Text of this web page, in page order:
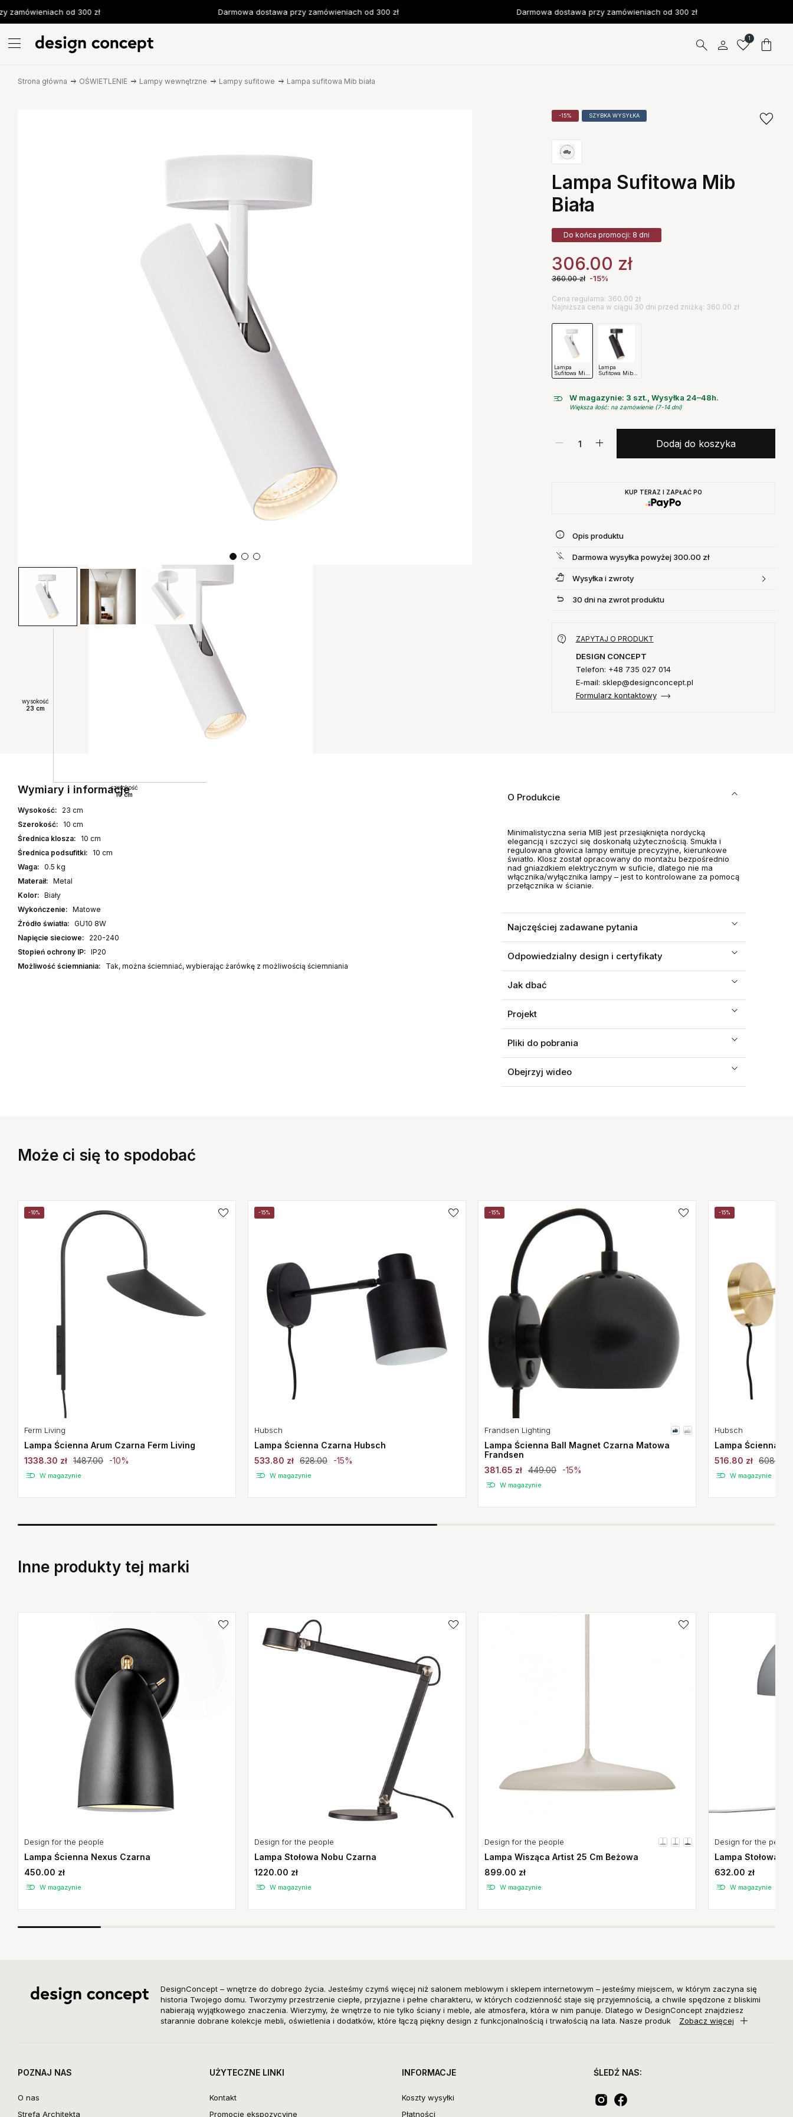
od 300 zł Darmowa dostawa przy zamówieniach od 300 zł Darmowa dostawa przy zamówieniach od 300 zł
1
Strona główna OŚWIETLENIE Lampy wewnętrzne Lampy sufitowe Lampa sufitowa Mib biała
-15% SZYBKA WYSYŁKA
Lampa Sufitowa Mib
Biała
Do końca promocji: 8 dni
306.00 zł
360.00zł -15%
Cena regularna: 360.00 zł
Najniższa cena w ciągu 30 dni przed zniżką: 360.00 zł
Lampa
Sufitowa Mib
Biała
Lampa
Sufitowa Mib
W magazynie: 3 szt., Wysyłka 24–48h.
Większa ilość: na zamówienie (7-14 dni)
Dodaj do koszyka
KUP TERAZ I ZAPŁAĆ PO
Opis produktu
Darmowa wysyłka powyżej 300.00 zł
Wysyłka i zwroty
30 dni na zwrot produktu
ZAPYTAJ O PRODUKT
DESIGN CONCEPT
Telefon: +48 735 027 014
E-mail: sklep@designconcept.pl
Formularz kontaktowy
Wymiary i informacje
wysokość
23 cm
szerokość
10 cm
Wysokość:
23 cm
Szerokość:
10 cm
Średnica klosza:
10 cm
Średnica podsufitki:
10 cm
Waga: 0.5 kg
Materaił: Metal
Kolor: Biały
Wykończenie: Matowe
Źródło światła: GU10 8W
Napięcie sieciowe:
220-240
Stopień ochrony IP: IP20
Możliwość ściemniania:
Tak, można ściemniać, wybierając żarówkę z możliwością ściemniania
O Produkcie
Minimalistyczna seria MIB jest przesiąknięta nordycką
elegancją i szczyci się doskonałą użytecznością. Smukła i
regulowana głowica lampy emituje precyzyjne, kierunkowe
światło. Klosz został opracowany do montażu bezpośrednio
nad gniazdkiem elektrycznym w suficie, dlatego nie ma
włącznika/wyłącznika lampy – jest to kontrolowane za pomocą
przełącznika w ścianie.
Najczęściej zadawane pytania
Odpowiedzialny design i certyfikaty
Jak dbać
Projekt
Pliki do pobrania
Obejrzyj wideo
Może ci się to spodobać
-10%
Ferm Living
Lampa Ścienna Arum Czarna Ferm Living
1338.30 zł 1487.00 -10%
W magazynie
-15%
Hubsch
Lampa Ścienna Czarna Hubsch
533.80 zł 628.00 -15%
W magazynie
-15%
Frandsen Lighting
Lampa Ścienna Ball Magnet Czarna Matowa
Frandsen
381.65 zł 449.00 -15%
W magazynie
-15%
Hubsch
Lampa Ścienna
516.80 zł 608.00
W magazynie
Inne produkty tej marki
Design for the people
Lampa Ścienna Nexus Czarna
450.00 zł
W magazynie
Design for the people
Lampa Stołowa Nobu Czarna
1220.00 zł
W magazynie
Design for the people
Lampa Wisząca Artist 25 Cm Beżowa
899.00 zł
W magazynie
Design for the
Lampa Stołowa
632.00 zł
W magazynie
DesignConcept – wnętrze do dobrego życia. Jesteśmy czymś więcej niż salonem meblowym i sklepem internetowym – jesteśmy miejscem, w którym zaczyna się
historia Twojego domu. Tworzymy przestrzenie ciepłe, przyjazne i pełne charakteru, w których codzienność staje się przyjemnością, a chwile spędzone z bliskimi
nabierają wyjątkowego znaczenia. Wierzymy, że wnętrze to nie tylko ściany i meble, ale atmosfera, która w nim panuje. Dlatego w DesignConcept znajdziesz
starannie dobrane kolekcje mebli, oświetlenia i dodatków, które łączą piękny design z funkcjonalnością i trwałością na lata. Nasze produk
Zobacz więcej
POZNAJ NAS
O nas
Strefa Architekta
UŻYTECZNE LINKI
Kontakt
Promocje ekspozycyjne
INFORMACJE
Koszty wysyłki
Płatności
ŚLEDŹ NAS: